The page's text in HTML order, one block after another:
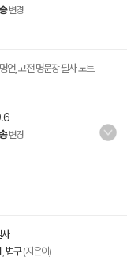
변경
언, 고전 명문장 필사 노트
변경
사
법구(지은이)